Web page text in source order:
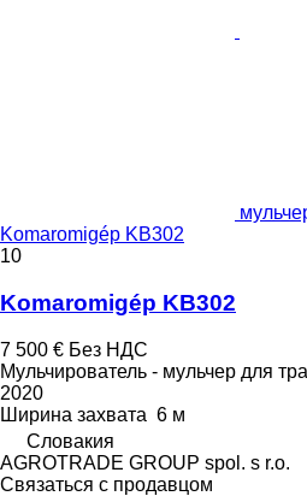
Komaromigép KB302
10
Komaromigép KB302
7 500 € Без НДС
Мульчирователь - мульчер для
2020
Ширина захвата 6 м
Словакия
AGROTRADE GROUP spol. s r.o.
Связаться с продавцом